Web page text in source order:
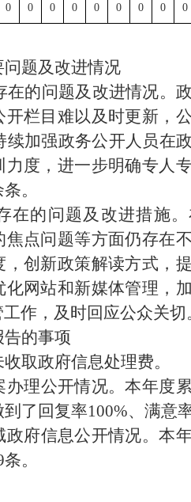
0 0 0 0 0 0 0 0 0
题及改进情况
在的问题及改进情况。
开栏目难以及时更新，
续加强政务公开人员在
度，进一步明确专人
。
在的问题及改进措施
点问题等方面仍存在
创新政策解读方式，
网站和新媒体管理，
作，及时回应公众关切
的事项
收取政府信息处理费。
办理公开情况。本年度
到了回复率100%、满意
政府信息公开情况。本
。